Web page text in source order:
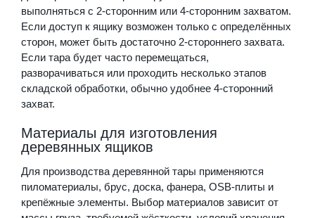
выполняться с 2-сторонним или 4-сторонним захватом.
Если доступ к ящику возможен только с определённых
сторон, может быть достаточно 2-стороннего захвата.
Если тара будет часто перемещаться,
разворачиваться или проходить несколько этапов
складской обработки, обычно удобнее 4-сторонний
захват.
Материалы для изготовления
деревянных ящиков
Для производства деревянной тары применяются
пиломатериалы, брус, доска, фанера, OSB-плиты и
крепёжные элементы. Выбор материалов зависит от